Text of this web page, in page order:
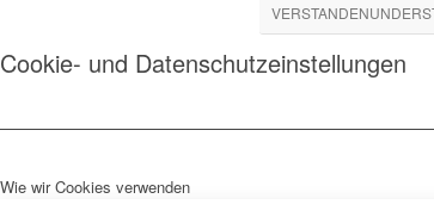
VERSTANDEN
Cookie- und Datenschutzeinstellungen
Wie wir Cookies verwenden